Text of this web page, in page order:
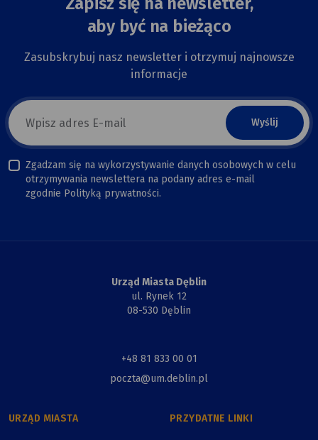
aby być na bieżąco
Zasubskrybuj nasz newsletter i otrzymuj najnowsze
informacje
E-
mail
newsletter
Zgadzam się na wykorzystywanie danych osobowych w celu
otrzymywania newslettera na podany adres e-mail
zgodnie Polityką prywatności.
Urząd Miasta Dęblin
ul. Rynek 12
08-530 Dęblin
+48 81 833 00 01
poczta@um.deblin.pl
URZĄD MIASTA PRZYDATNE LINKI